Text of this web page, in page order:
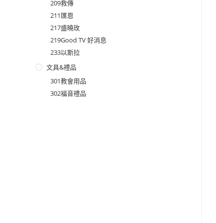
209救傳
211匯恩
217盛曉玫
219Good TV 好消息
233以斯拉
文具&禮品
301教會用品
302福音禮品